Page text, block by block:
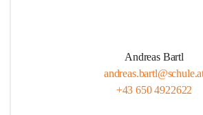
Andreas Bartl
+43 650 4922622